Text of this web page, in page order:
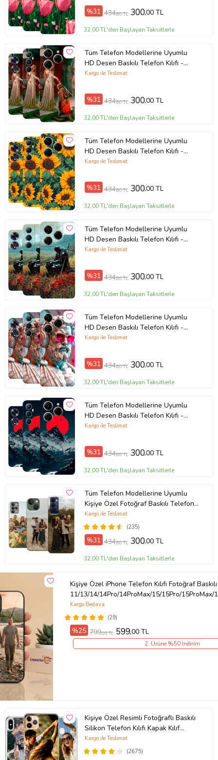
%31 434,80 TL 300,00 TL
32,00 TL'den Başlayan Taksitlerle
Tüm Telefon Modellerine Uyumlu
HD Desen Baskılı Telefon Kılıfı -
5693
Kargo ile Teslimat
%31 434,80 TL 300,00 TL
32,00 TL'den Başlayan Taksitlerle
Tüm Telefon Modellerine Uyumlu
HD Desen Baskılı Telefon Kılıfı -
5692
Kargo ile Teslimat
%31 434,80 TL 300,00 TL
32,00 TL'den Başlayan Taksitlerle
Tüm Telefon Modellerine Uyumlu
HD Desen Baskılı Telefon Kılıfı -
5705
Kargo ile Teslimat
%31 434,80 TL 300,00 TL
32,00 TL'den Başlayan Taksitlerle
Tüm Telefon Modellerine Uyumlu
HD Desen Baskılı Telefon Kılıfı -
5697
Kargo ile Teslimat
%31 434,80 TL 300,00 TL
32,00 TL'den Başlayan Taksitlerle
Tüm Telefon Modellerine Uyumlu
HD Desen Baskılı Telefon Kılıfı -
5706
Kargo ile Teslimat
%31 434,80 TL 300,00 TL
32,00 TL'den Başlayan Taksitlerle
Tüm Telefon Modellerine Uyumlu
Kişiye Özel Fotoğraf Baskılı Telefon
Kılıfı
(235)
Kargo ile Teslimat
%31 434,80 TL 300,00 TL
32,00 TL'den Başlayan Taksitlerle
Kişiye Özel iPhone Telefon Kılıfı Fotoğraf Baskılı
11/13/14/14Pro/14ProMax/15/15Pro/
(29)
Kargo Bedava
%25 799,00 TL 599,00 TL
2. Ürüne %50 İndirim
Kişiye Özel Resimli Fotoğraflı Baskılı
Silikon Telefon Kılıfı Kapak Kılıf
(Telefon Modelleri Açıklamada)
(2675)
Kargo ile Teslimat